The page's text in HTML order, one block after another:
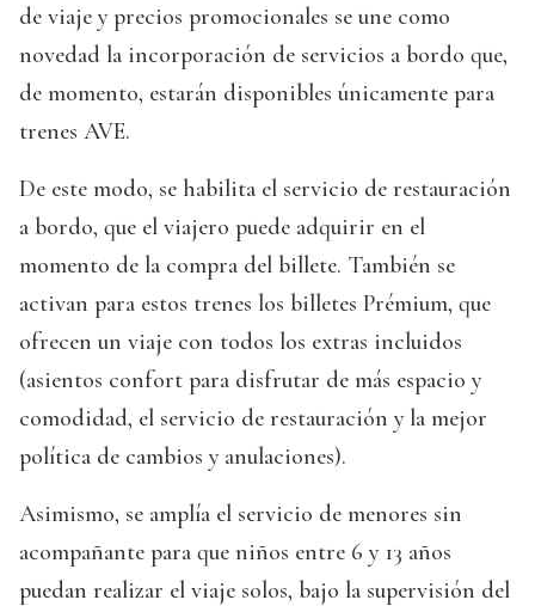
de viaje y precios promocionales se une como
novedad la incorporación de servicios a bordo que,
de momento, estarán disponibles únicamente para
trenes AVE.
De este modo, se habilita el servicio de restauración
a bordo, que el viajero puede adquirir en el
momento de la compra del billete. También se
activan para estos trenes los billetes Prémium, que
ofrecen un viaje con todos los extras incluidos
(asientos confort para disfrutar de más espacio y
comodidad, el servicio de restauración y la mejor
política de cambios y anulaciones).
Asimismo, se amplía el servicio de menores sin
acompañante para que niños entre 6 y 13 años
puedan realizar el viaje solos, bajo la supervisión del